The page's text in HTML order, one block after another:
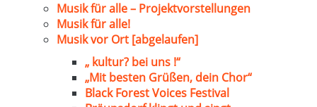
Musik für alle – Projektvorstellungen
Musik für alle!
Musik vor Ort [abgelaufen]
„ kultur? bei uns !“
„Mit besten Grüßen, dein Chor“
Black Forest Voices Festival